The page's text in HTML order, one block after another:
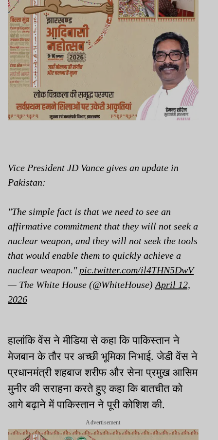
Vice President JD Vance gives an update in
Pakistan:
"The simple fact is that we need to see an
affirmative commitment that they will not seek a
nuclear weapon, and they will not seek the tools
that would enable them to quickly achieve a
nuclear weapon." pic.twitter.com/il4THN5DwV
— The White House (@WhiteHouse) April 12,
2026
हालांकि वेंस ने मीडिया से कहा कि पाकिस्तान ने
मेजबान के तौर पर अच्छी भूमिका निभाई. जेडी वेंस ने
प्रधानमंत्री शहबाज शरीफ और सेना प्रमुख आसिम
मुनीर की सराहना करते हुए कहा कि बातचीत को
आगे बढ़ाने में पाकिस्तान ने पूरी कोशिश की.
Advertisement